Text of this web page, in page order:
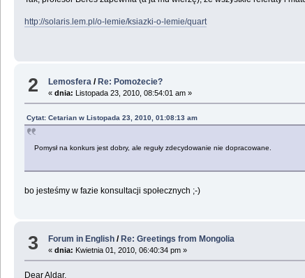
http://solaris.lem.pl/o-lemie/ksiazki-o-lemie/quart
2 Lemosfera /Re: Pomożecie?
«dnia: Listopada 23, 2010, 08:54:01 am »
Cytat: Cetarian w Listopada 23, 2010, 01:08:13 am
Pomysł na konkurs jest dobry, ale reguły zdecydowanie nie dopracowane.
bo jesteśmy w fazie konsultacji społecznych ;-)
3 Forum in English / Re: Greetings from Mongolia
«dnia: Kwietnia 01, 2010, 06:40:34 pm »
Dear Aldar,